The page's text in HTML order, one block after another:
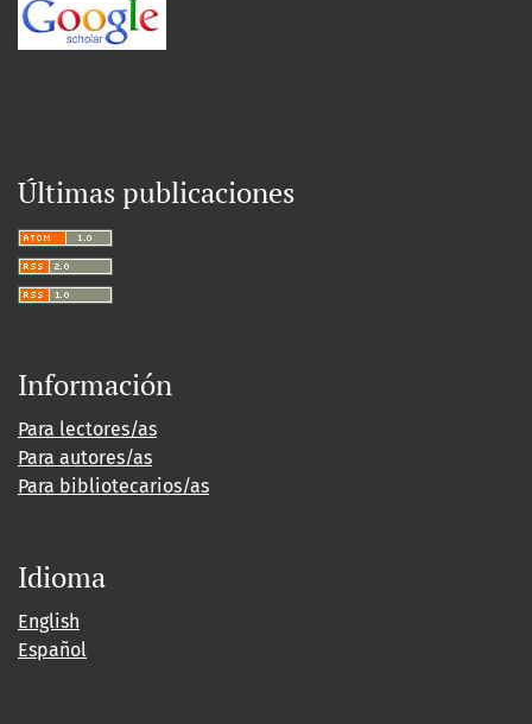
Últimas publicaciones
Información
Para lectores/as
Para autores/as
Para bibliotecarios/as
Idioma
English
Español